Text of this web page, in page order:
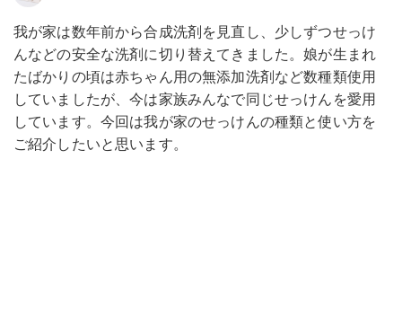
我が家は数年前から合成洗剤を見直し、少しずつせっけ
んなどの安全な洗剤に切り替えてきました。娘が生まれ
たばかりの頃は赤ちゃん用の無添加洗剤など数種類使用
していましたが、今は家族みんなで同じせっけんを愛用
しています。今回は我が家のせっけんの種類と使い方を
ご紹介したいと思います。